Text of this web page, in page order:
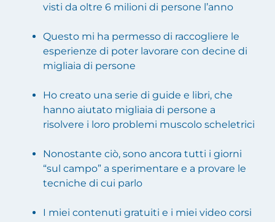
visti da oltre 6 milioni di persone l’anno
Questo mi ha permesso di raccogliere le
esperienze di poter lavorare con decine di
migliaia di persone
Ho creato una serie di guide e libri, che
hanno aiutato migliaia di persone a
risolvere i loro problemi muscolo scheletrici
Nonostante ciò, sono ancora tutti i giorni
“sul campo” a sperimentare e a provare le
tecniche di cui parlo
I miei contenuti gratuiti e i miei video corsi